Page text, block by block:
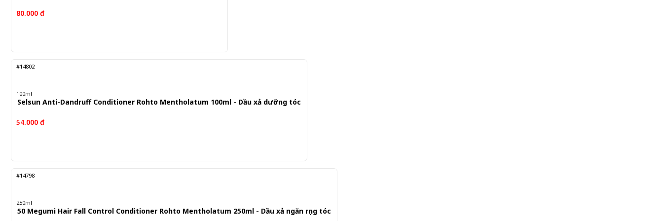
80.000 đ
#14802
100ml
Selsun Anti-Dandruff Conditioner Rohto Mentholatum 100ml - Dầu xả dưỡng tóc
54.000 đ
#14798
250ml
50 Megumi Hair Fall Control Conditioner Rohto Mentholatum 250ml - Dầu xả ngăn rụng tóc